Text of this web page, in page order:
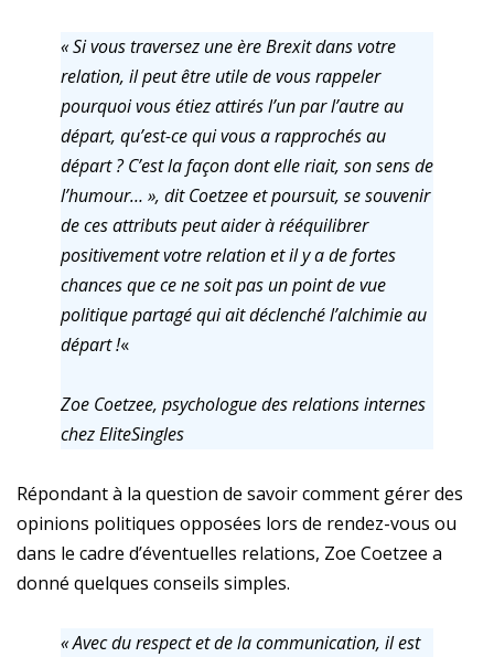
« Si vous traversez une ère Brexit dans votre
relation, il peut être utile de vous rappeler
pourquoi vous étiez attirés l’un par l’autre au
départ, qu’est-ce qui vous a rapprochés au
départ ? C’est la façon dont elle riait, son sens de
l’humour… », dit Coetzee et poursuit, se souvenir
de ces attributs peut aider à rééquilibrer
positivement votre relation et il y a de fortes
chances que ce ne soit pas un point de vue
politique partagé qui ait déclenché l’alchimie au
départ !«
Zoe Coetzee, psychologue des relations internes
chez EliteSingles
Répondant à la question de savoir comment gérer des
opinions politiques opposées lors de rendez-vous ou
dans le cadre d’éventuelles relations, Zoe Coetzee a
donné quelques conseils simples.
« Avec du respect et de la communication, il est